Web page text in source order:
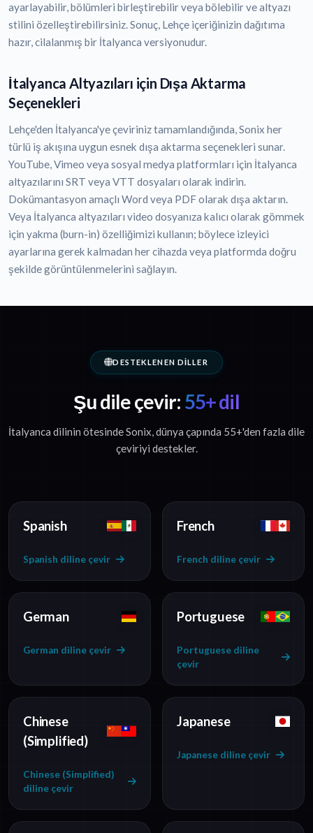
ayarlayabilir, bölümleri birleştirebilir veya bölebilir ve altyazı
stilini özelleştirebilirsiniz. Sonuç, Lehçe içeriğinizin dağıtıma
hazır, cilalanmış bir İtalyanca versiyonudur.
İtalyanca Altyazıları için Dışa Aktarma
Seçenekleri
Lehçe'den İtalyanca'ye çeviriniz tamamlandığında, Sonix her
türlü iş akışına uygun esnek dışa aktarma seçenekleri sunar.
YouTube, Vimeo veya sosyal medya platformları için İtalyanca
altyazılarını SRT veya VTT dosyaları olarak indirin.
Dokümantasyon amaçlı Word veya PDF olarak dışa aktarın.
Veya İtalyanca altyazıları video dosyanıza kalıcı olarak gömmek
için yakma (burn-in) özelliğimizi kullanın; böylece izleyici
ayarlarına gerek kalmadan her cihazda veya platformda doğru
şekilde görüntülenmelerini sağlayın.
DESTEKLENEN DILLER
Şu dile çevir: 55+ dil
İtalyanca dilinin ötesinde Sonix, dünya çapında 55+'den fazla dile
çeviriyi destekler.
Spanish
Spanish diline çevir
French
French diline çevir
German
German diline çevir
Portuguese
Portuguese diline
çevir
Chinese
(Simplified)
Chinese (Simplified)
diline çevir
Japanese
Japanese diline çevir